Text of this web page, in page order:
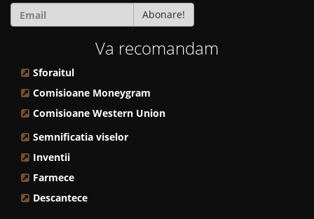
Abonare!
Va recomandam
Sforaitul
Comisioane Moneygram
Comisioane Western Union
Semnificatia viselor
Inventii
Farmece
Descantece